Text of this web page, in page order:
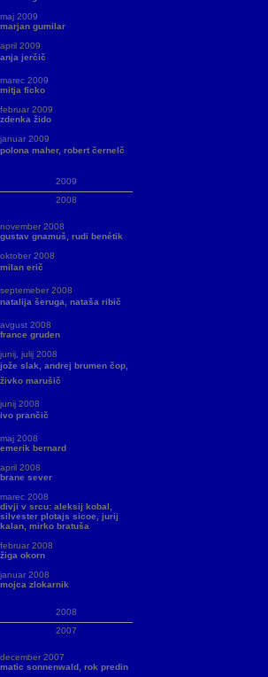
maj 2009
marjan gumilar
april 2009
anja jerčič
marec 2009
mitja ficko
februar 2009
zdenka žido
januar 2009
polona maher, robert černelč
2009
2008
november 2008
gustav gnamuš, rudi benétik
oktober 2008
milan erič
septemeber 2008
natalija šeruga, nataša ribič
avgust 2008
france gruden
junij, julij 2008
jože slak, andrej brumen čop,
živko marušič
junij 2008
ivo prančič
maj 2008
emerik bernard
april 2008
brane sever
marec 2008
divji v srcu: aleksij kobal,
silvester plotajs sicoe, jurij
kalan, mirko bratuša
februar 2008
žiga okorn
januar 2008
mojca zlokarnik
2008
2007
december 2007
matic sonnenwald, rok predin